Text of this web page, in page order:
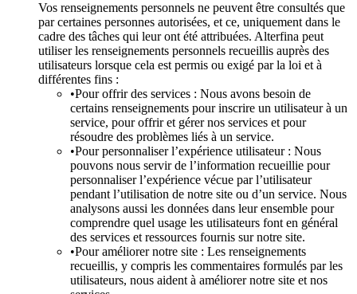
Vos renseignements personnels ne peuvent être consultés que
par certaines personnes autorisées, et ce, uniquement dans le
cadre des tâches qui leur ont été attribuées. Alterfina peut
utiliser les renseignements personnels recueillis auprès des
utilisateurs lorsque cela est permis ou exigé par la loi et à
différentes fins :
•Pour offrir des services : Nous avons besoin de
certains renseignements pour inscrire un utilisateur à un
service, pour offrir et gérer nos services et pour
résoudre des problèmes liés à un service.
•Pour personnaliser l’expérience utilisateur : Nous
pouvons nous servir de l’information recueillie pour
personnaliser l’expérience vécue par l’utilisateur
pendant l’utilisation de notre site ou d’un service. Nous
analysons aussi les données dans leur ensemble pour
comprendre quel usage les utilisateurs font en général
des services et ressources fournis sur notre site.
•Pour améliorer notre site : Les renseignements
recueillis, y compris les commentaires formulés par les
utilisateurs, nous aident à améliorer notre site et nos